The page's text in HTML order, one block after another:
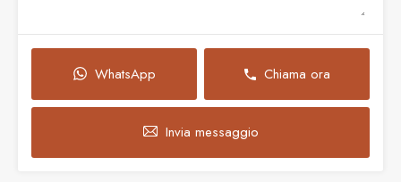
WhatsApp Chiama ora
Invia messaggio